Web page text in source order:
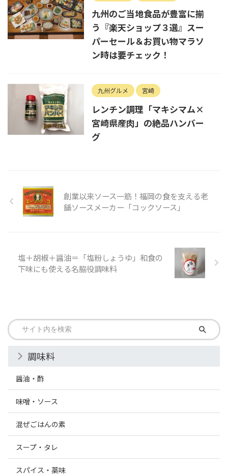
九州のご当地食品が豊富に揃
う『楽天ショップ３選』スー
パーセール＆お買い物マラソ
ン時は要チェック！
九州グルメ 宮崎
レンチン調理「マキシマム×
宮崎県産肉」の絶品ハンバー
グ
創業以来ソース一筋！福岡の食を支える老
舗ソースメーカー「コックソース」
塩＋胡椒＋醤油＝「塩粉しょうゆ」和食の
下味にも使える名脇役調味料
調味料
醤油・酢
味噌・ソース
混ぜごはんの素
スープ・タレ
スパイス・薬味